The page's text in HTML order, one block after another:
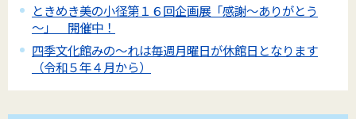
ときめき美の小径第１６回企画展「感謝～ありがとう
～」 開催中！
四季文化館みの～れは毎週月曜日が休館日となります
（令和５年４月から）